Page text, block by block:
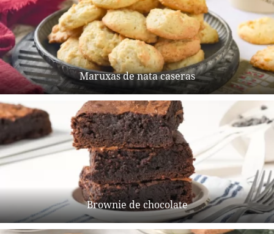
Maruxas de nata caseras
Brownie de chocolate